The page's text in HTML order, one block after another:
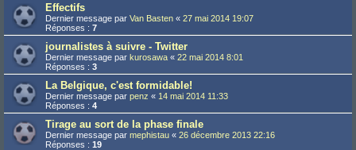
Effectifs
Dernier message par Van Basten « 27 mai 2014 19:07
Réponses : 7
journalistes à suivre - Twitter
Dernier message par kurosawa « 22 mai 2014 8:01
Réponses : 3
La Belgique, c'est formidable!
Dernier message par penz « 14 mai 2014 11:33
Réponses : 4
Tirage au sort de la phase finale
Dernier message par mephistau « 26 décembre 2013 22:16
Réponses : 19